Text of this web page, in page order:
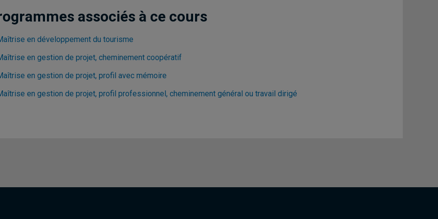
associés à ce cours
en développement du tourisme
en gestion de projet, cheminement coopératif
en gestion de projet, profil avec mémoire
en gestion de projet, profil professionnel, cheminement général ou travail dirigé